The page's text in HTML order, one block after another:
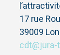
17 rue
39009